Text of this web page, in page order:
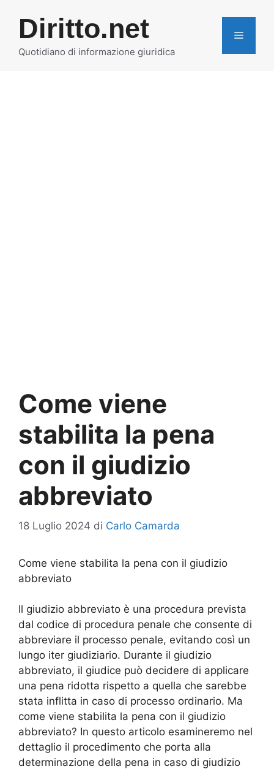
contenuto
Diritto.net
Quotidiano di informazione giuridica
MENU
Come viene
stabilita la pena
con il giudizio
abbreviato
18 Luglio 2024 di Carlo Camarda
Come viene stabilita la pena con il giudizio
abbreviato
Il giudizio abbreviato è una procedura prevista
dal codice di procedura penale che consente di
abbreviare il processo penale, evitando così un
lungo iter giudiziario. Durante il giudizio
abbreviato, il giudice può decidere di applicare
una pena ridotta rispetto a quella che sarebbe
stata inflitta in caso di processo ordinario. Ma
come viene stabilita la pena con il giudizio
abbreviato? In questo articolo esamineremo nel
dettaglio il procedimento che porta alla
determinazione della pena in caso di giudizio